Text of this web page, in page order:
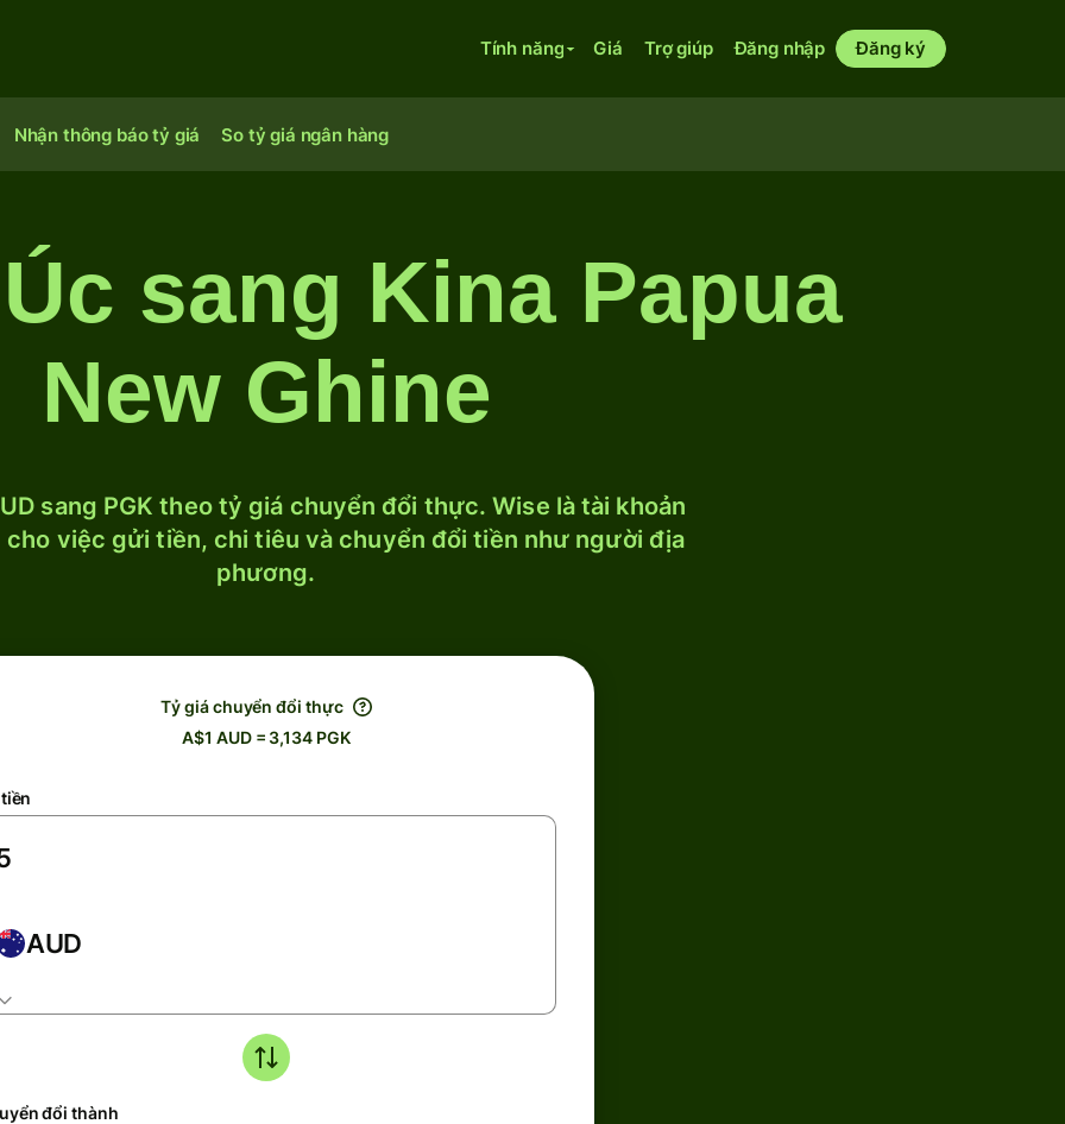
Tính năng Giá Trợ giúp Đăng nhập Đăng ký
Nhận thông báo tỷ giá So tỷ giá ngân hàng
sang Kina Papua
New Ghine
sang PGK theo tỷ giá chuyển đổi thực. Wise là tài khoản
việc gửi tiền, chi tiêu và chuyển đổi tiền như người địa
phương.
Tỷ giá chuyển đổi thực
A$1 AUD = 3,134 PGK
AUD
đổi thành